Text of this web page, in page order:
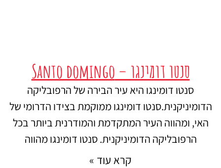
סנטו דומינגו – Santo domingo
סנטו דומינגו היא עיר הבירה של הרפובליקה
הדומיניקנית.סנטו דומינגו ממוקמת בצידו הדרומי של
האי, ומהווה העיר המתקדמת והמודרנית ביותר בכל
הרפובליקה הדומיניקנית. סנטו דומינגו מהווה
קרא עוד »